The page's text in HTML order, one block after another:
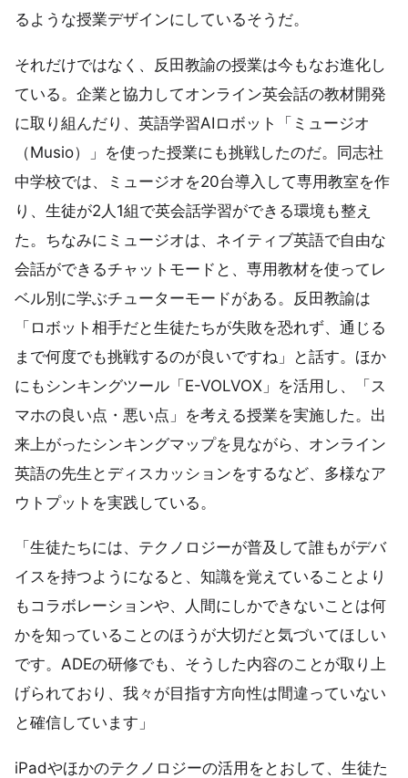
るような授業デザインにしているそうだ。
それだけではなく、反田教諭の授業は今もなお進化し
ている。企業と協力してオンライン英会話の教材開発
に取り組んだり、英語学習AIロボット「ミュージオ
（Musio）」を使った授業にも挑戦したのだ。同志社
中学校では、ミュージオを20台導入して専用教室を作
り、生徒が2人1組で英会話学習ができる環境も整え
た。ちなみにミュージオは、ネイティブ英語で自由な
会話ができるチャットモードと、専用教材を使ってレ
ベル別に学ぶチューターモードがある。反田教諭は
「ロボット相手だと生徒たちが失敗を恐れず、通じる
まで何度でも挑戦するのが良いですね」と話す。ほか
にもシンキングツール「E-VOLVOX」を活用し、「ス
マホの良い点・悪い点」を考える授業を実施した。出
来上がったシンキングマップを見ながら、オンライン
英語の先生とディスカッションをするなど、多様なア
ウトプットを実践している。
「生徒たちには、テクノロジーが普及して誰もがデバ
イスを持つようになると、知識を覚えていることより
もコラボレーションや、人間にしかできないことは何
かを知っていることのほうが大切だと気づいてほしい
です。ADEの研修でも、そうした内容のことが取り上
げられており、我々が目指す方向性は間違っていない
と確信しています」
iPadやほかのテクノロジーの活用をとおして、生徒た